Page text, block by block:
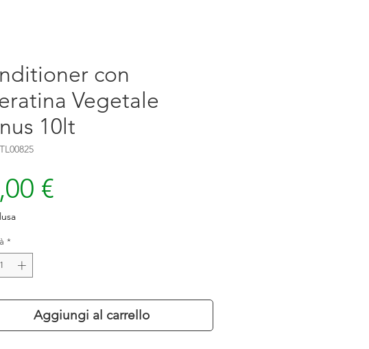
con
Vegetale
10lt
€
*
Aggiungi al carrello